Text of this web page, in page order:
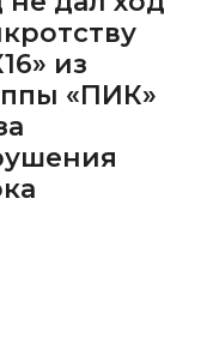
из
«ПИК»